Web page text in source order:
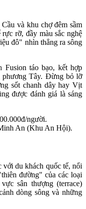
và khu chợ đêm sầm
rỡ, đầy màu sắc nghệ
đô" nhìn thẳng ra sông
Fusion táo bạo, kết hợp
phương Tây. Đừng bỏ lỡ
sốt chanh dây hay Vịt
được đánh giá là sáng
người.
An (Khu An Hội).
với du khách quốc tế, nổi
đường" của các loại
sân thượng (terrace)
dòng sông và những